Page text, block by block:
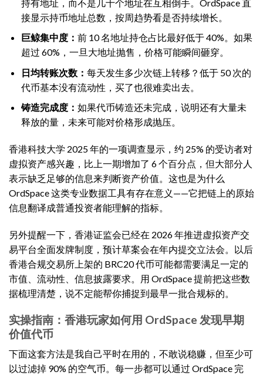
持有地址，而不是几十个地址在互相倒手。OrdSpace 直
接显示持币地址总数，按周趋势看是否持续增长。
巨鲸集中度： 前 10 名地址持仓占比最好低于 40%。如果
超过 60%，一旦大地址抛售，价格可能瞬间砸穿。
日均转账次数： 每天发生多少次链上转移？低于 50 次的
代币基本没有流动性，买了也很难卖出去。
铸造完成度： 如果代币铸造还未完成，说明还有大量未
释放的量，未来可能对价格形成抛压。
香港科技大学 2025 年的一项调查显示，约 25% 的受访者对
虚拟资产感兴趣，比上一期增加了 6 个百分点，但大部分人
表示缺乏足够的信息来判断资产价值。这也是为什么
OrdSpace 这类专业数据工具有存在意义——它把链上的原始
信息翻译成普通投资者能理解的指标。
另外提醒一下，香港证监会已经在 2026 年推进虚拟资产交
易平台全面发牌制度，预计草案会在年内提交立法会。以后
香港合规交易所上架的 BRC20 代币可能都需要满足一定的
市值、流动性、信息披露要求。用 OrdSpace 提前把这些数
据梳理清楚，说不定能帮你捕捉到最早一批合规标的。
实操指南：香港玩家如何用 OrdSpace 发现早期
价值代币
下面这套方法是我自己平时在用的，不敢说稳赚，但至少可
以过滤掉 90% 的空气币。每一步都可以通过 OrdSpace 完